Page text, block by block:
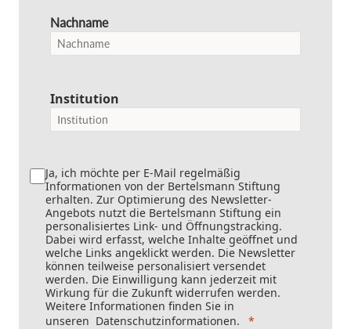
Nachname
Institution
Ja, ich möchte per E-Mail regelmäßig
Informationen von der Bertelsmann Stiftung
erhalten. Zur Optimierung des Newsletter-
Angebots nutzt die Bertelsmann Stiftung ein
personalisiertes Link- und Öffnungstracking.
Dabei wird erfasst, welche Inhalte geöffnet und
welche Links angeklickt werden. Die Newsletter
können teilweise personalisiert versendet
werden. Die Einwilligung kann jederzeit mit
Wirkung für die Zukunft widerrufen werden.
Weitere Informationen finden Sie in
unseren Datenschutzinformationen.